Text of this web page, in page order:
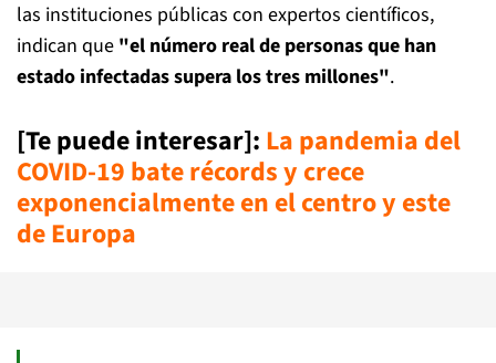
las instituciones públicas con expertos científicos,
indican que "el número real de personas que han
estado infectadas supera los tres millones".
[Te puede interesar]: La pandemia del
COVID-19 bate récords y crece
exponencialmente en el centro y este
de Europa